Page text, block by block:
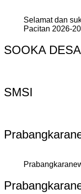
Selamat dan
Pacitan 2026-
SOOKA
SMSI